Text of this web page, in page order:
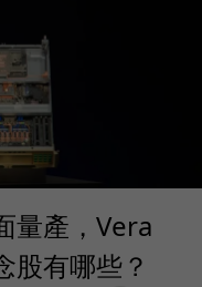
量產，Vera
股有哪些？